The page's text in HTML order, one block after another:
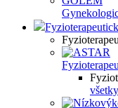
všetky